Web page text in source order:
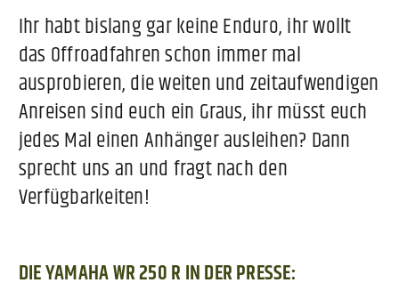
Ihr habt bislang gar keine Enduro, ihr wollt
das Offroadfahren schon immer mal
ausprobieren, die weiten und zeitaufwendigen
Anreisen sind euch ein Graus, ihr müsst euch
jedes Mal einen Anhänger ausleihen? Dann
sprecht uns an und fragt nach den
Verfügbarkeiten!
DIE YAMAHA WR 250 R IN DER PRESSE: